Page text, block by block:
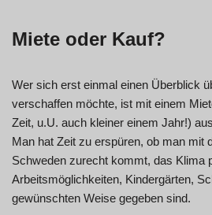
Miete oder Kauf?
Wer sich erst einmal einen Überblick
verschaffen möchte, ist mit einem
Zeit, u.U. auch kleiner einem Jahr!)
Man hat Zeit zu erspüren, ob man mit
Schweden zurecht kommt, das Klima
Arbeitsmöglichkeiten, Kindergärten,
gewünschten Weise gegeben sind.